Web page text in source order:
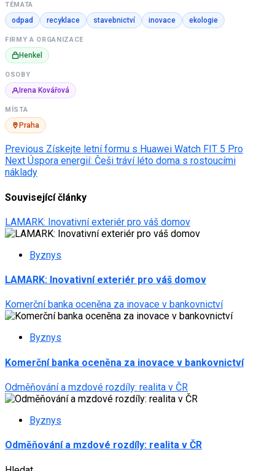
TÉMATA
odpad recyklace stavebnictví inovace ekologie
FIRMY A ORGANIZACE
Henkel
OSOBY
Irena Kovářová
MÍSTA
Praha
Post
navigation
Previous Získejte letní formu s Huawei Watch FIT 5 Pro
Next Úspora energií: Češi tráví léto doma s rostoucími
náklady
Související články
LAMARK: Inovativní exteriér pro váš domov
Byznys
LAMARK: Inovativní exteriér pro váš domov
Komerční banka oceněna za inovace v bankovnictví
Byznys
Komerční banka oceněna za inovace v bankovnictví
Odměňování a mzdové rozdíly: realita v ČR
Byznys
Odměňování a mzdové rozdíly: realita v ČR